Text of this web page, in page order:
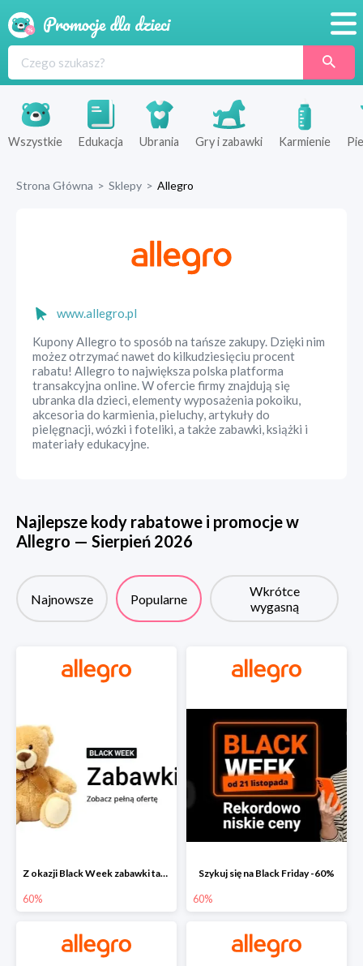
Produkty
Sklepy
Wszystkie Edukacja Ubrania Gry i zabawki Karmienie
Strona Główna > Sklepy > Allegro
www.allegro.pl
Kupony Allegro to sposób na tańsze zakupy. Dzięki nim
możez otrzymać nawet do kilkudziesięciu procent
rabatu! Allegro to największa polska platforma
transakcyjna online. W ofercie firmy znajdują się
ubranka dla dzieci, elementy wyposażenia pokoiku,
akcesoria do karmienia, pieluchy, artykuły do
pielęgnacji, wózki i foteliki, a także zabawki, książki i
materiały edukacyjne.
Najlepsze kody rabatowe i promocje w
Allegro — Sierpień 2026
Najnowsze Popularne
Wkrótce
wygasną
Z okazji Black Week zabawki taniej na allegro.pl
60%
Szykuj się na Black Friday -60%
60%